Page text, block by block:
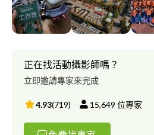
紀錄片等 3.服務方式 主要拍攝活動、商業廣告、紀錄片、轉播以
及婚禮攝影，其他攝影相關服務也都
婚紗都有相對應合作的團隊 4.收費方式 按照需求報價 5.長期來往
社/PWC資誠聯合事務所/亞洲電台/
科技鍍膜/東南旅遊 6.案例分享 傳統拍攝是訂機死板模式拍攝，而
我們的拍攝是以互動，當朋友的方式
求，前往現場開會，做到不一樣的影
天或三天的時間 勝制婚禮儀式 ，三小
憶當下的精采呈現，廣受好評 7.專業建議 我們團隊拍攝都是2人以
正在找活動攝影師嗎？
立即邀請專家來完成
4.93(719) 15,649 位專家